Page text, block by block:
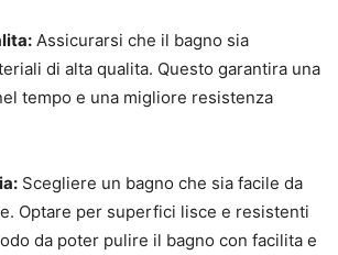
Assicurarsi che il bagno sia
di alta qualita. Questo garantira una
tempo e una migliore resistenza
Scegliere un bagno che sia facile da
Optare per superfici lisce e resistenti
da poter pulire il bagno con facilita e